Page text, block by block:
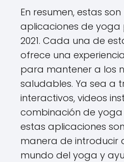
En resumen, estas
aplicaciones de yoga
2021. Cada una de
ofrece una
para mantener a los
saludables. Ya sea a
interactivos, videos
combinación de
estas aplicaciones
manera de introducir
mundo del yoga y